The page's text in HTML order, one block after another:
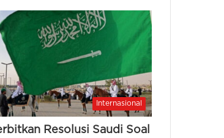
Internasional
Resolusi Saudi Soal